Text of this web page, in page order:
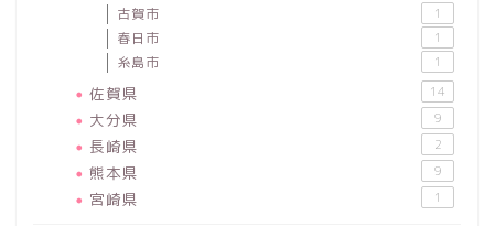
古賀市 1
春日市 1
糸島市 1
佐賀県 14
大分県 9
長崎県 2
熊本県 9
宮崎県 1